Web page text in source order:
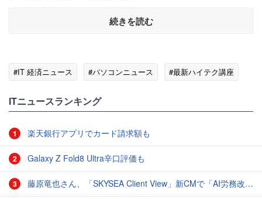
続きを読む
#IT 経済ニュース #パソコンニュース #最新ハイテク講座
ITニュースランキング
1 楽天銀行アプリでカード請求額も
2 Galaxy Z Fold8 Ultra辛口評価も
3 藤原竜也さん、「SKYSEA Client View」新CMで「AI労務改善」をアピール 働き方をAIが分析したら「すぐに休んで」と言われる？